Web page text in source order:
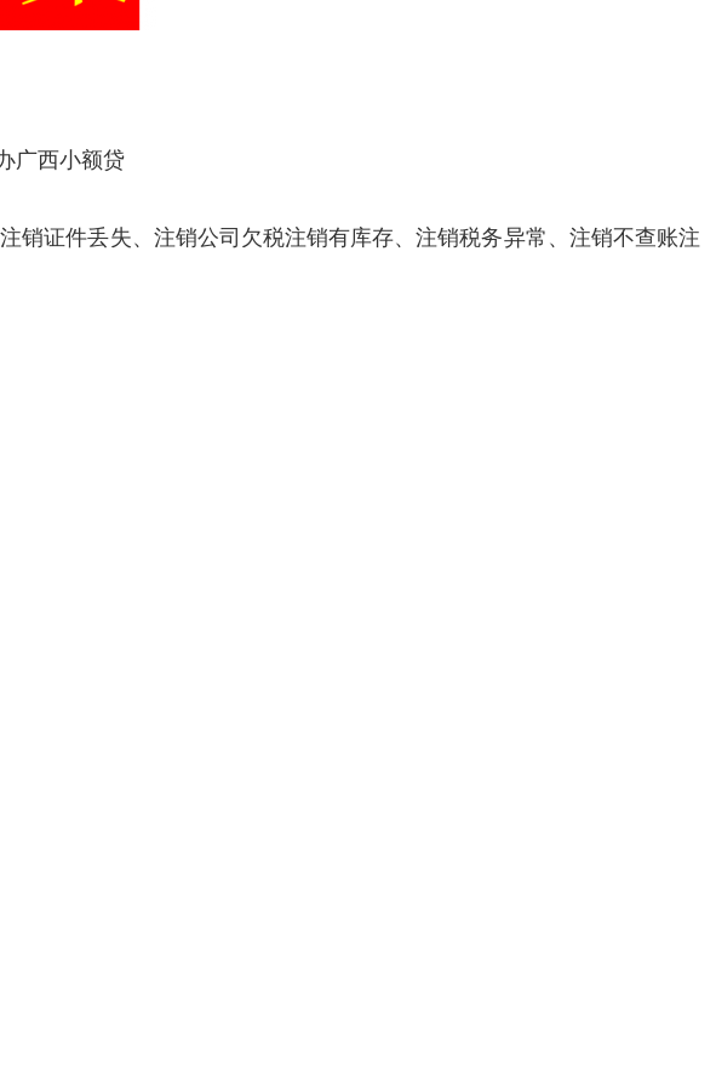
广西小额贷
销证件丢失、注销公司欠税注销有库存、注销税务异常、注销不查账注